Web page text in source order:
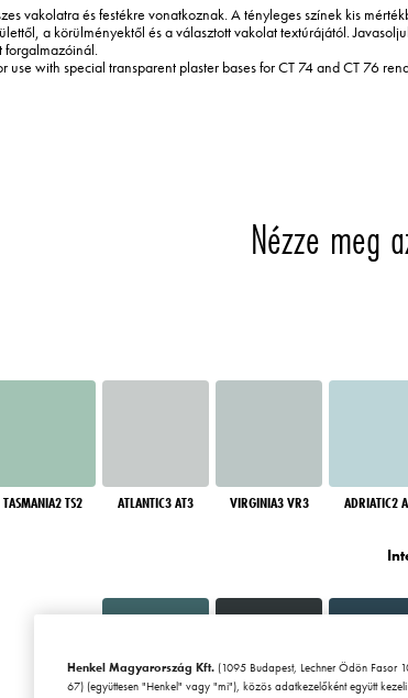
vakolatra és festékre vonatkoznak. A tényleges színek kis
a körülményektől és a választott vakolat textúrájától.
forgalmazóinál.
use with special transparent plaster bases for CT 74 and CT 76
Nézze meg
TASMANIA2 TS2 ATLANTIC3 AT3 VIRGINIA3 VR3 ADRIATIC2
Henkel Magyarország Kft. (1095 Budapest, Lechner Ödön Fasor
67) (együttesen "Henkel" vagy "mi"), közös adatkezelőként együtt